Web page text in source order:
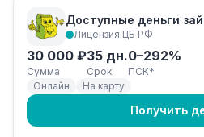
Доступные деньги
Лицензия ЦБ РФ
30 000 ₽
Сумма
35 дн.
Срок
0–292%
ПСК*
Онлайн
На карту
Получить